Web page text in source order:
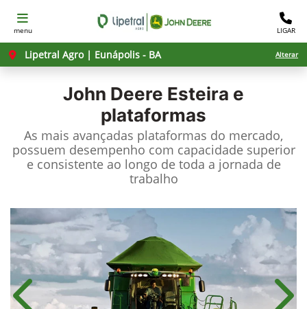
menu LIGAR
Lipetral Agro | Eunápolis - BA Alterar
John Deere Esteira e
plataformas
As mais avançadas plataformas do mercado,
possuem desempenho com capacidade superior
e consistente ao longo de toda a jornada de
trabalho
Anterior